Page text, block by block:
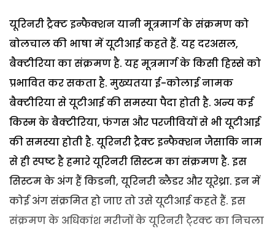
यूरिनरी ट्रैक्ट इन्फैक्शन यानी मूत्रमार्ग के संक्रमण को
बोलचाल की भाषा में यूटीआई कहते हैं. यह दरअसल,
बैक्टीरिया का संक्रमण है. यह मूत्रमार्ग के किसी हिस्से को
प्रभावित कर सकता है. मुख्यतया ई-कोलाई नामक
बैक्टीरिया से यूटीआई की समस्या पैदा होती है. अन्य कई
किस्म के बैक्टीरिया, फंगस और परजीवियों से भी यूटीआई
की समस्या होती है. यूरिनरी ट्रैक्ट इन्फैक्शन जैसाकि नाम
से ही स्पष्ट है हमारे यूरिनरी सिस्टम का संक्रमण है. इस
सिस्टम के अंग हैं किडनी, यूरिनरी ब्लैडर और यूरेथ्रा. इन में
कोई अंग संक्रमित हो जाए तो उसे यूटीआई कहते हैं. इस
संक्रमण के अधिकांश मरीजों के यूरिनरी टै्रक्ट का निचला